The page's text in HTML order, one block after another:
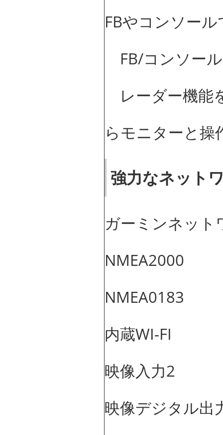
FBやコンソー
FB/コンソー
レーダー機能
らモニターと操
強力なネット
ガーミンネッ
NMEA2000
NMEA0183
内蔵WI-FI
映像入力2
映像デジタル